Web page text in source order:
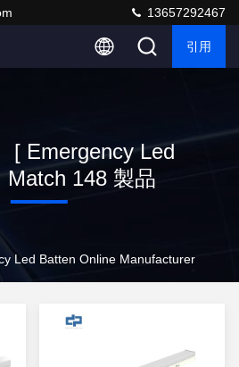
13657292467
引用
[ Emergency Led
148 製品
Led Batten Online Manufacturer